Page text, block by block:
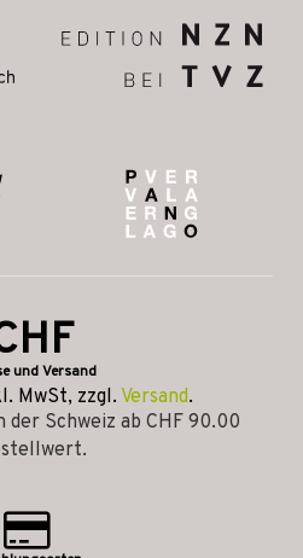
und Versand
MwSt, zzgl. Versand.
Schweiz ab CHF 90.00